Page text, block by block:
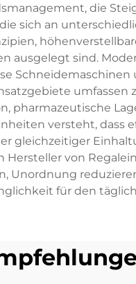
die
sich an
ausgelegt sind.
umfassen
pharmazeutische
versteht, dass
gleichzeitiger
von
Unordnung
für den